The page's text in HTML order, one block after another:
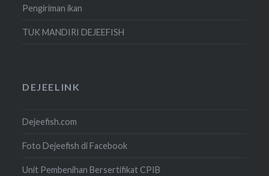
Pengiriman ikan
TUK MANDIRI DEJEEFISH
DEJEELINK
Dejeefish.com
Foto Dejeefish di Facebook
Unit Pembenihan Bersertifikat CPIB